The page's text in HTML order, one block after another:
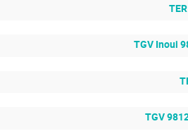
TGV Inoui
TGV